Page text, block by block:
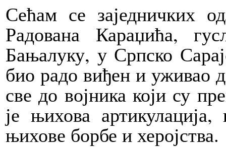
Сећам се заједничких
Радована Караџића,
Бањалуку, у Српско
био радо виђен и уживао
све до војника који су
је њихова
њихове борбе и херојства.